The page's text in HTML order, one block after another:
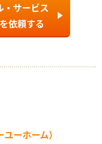
・サービス
を依頼する
ーホーム）